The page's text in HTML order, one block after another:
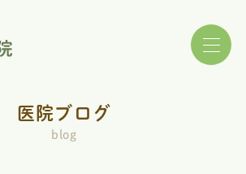
当院のこと
about
医師紹介
医院ブログ
blog